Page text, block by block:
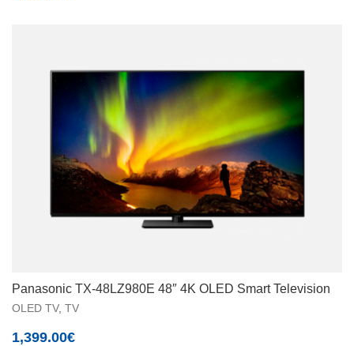
Panasonic TX-48LZ980E 48″ 4K OLED Smart Television
OLED TV, TV
1,399.00€